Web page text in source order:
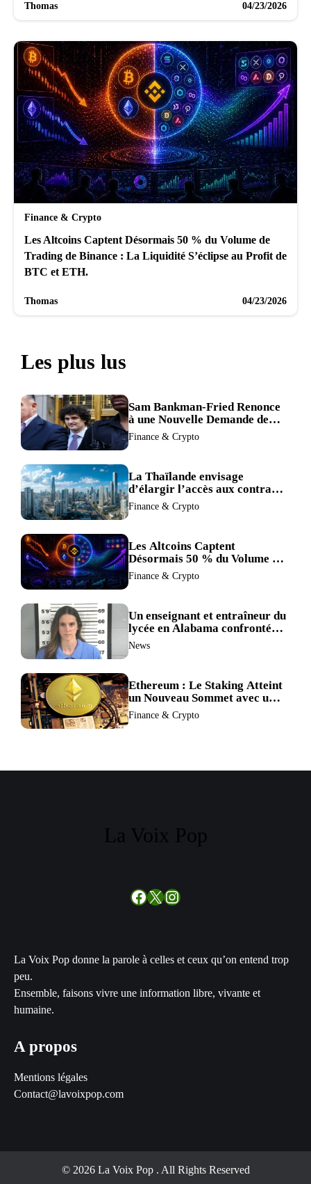
Thomas 04/23/2026
Finance & Crypto
Les Altcoins Captent Désormais 50 % du Volume de
Trading de Binance : La Liquidité S’éclipse au Profit de
BTC et ETH.
Thomas 04/23/2026
Les plus lus
Sam Bankman-Fried Renonce
à une Nouvelle Demande de
Procès, Intensifiant la
Pression pour la Récusation
Finance & Crypto
La Thaïlande envisage
d’élargir l’accès aux contrats
à terme crypto dans une
refonte de sa réglementation.
Finance & Crypto
Les Altcoins Captent
Désormais 50 % du Volume de
Trading de Binance : La
Liquidité S’éclipse au Profit de
Finance & Crypto
Un enseignant et entraîneur du
lycée en Alabama confronté
au divorce après avoir été
News
Ethereum : Le Staking Atteint
un Nouveau Sommet avec un
Verrouillage Accru des ETH
Finance & Crypto
La Voix Pop
Facebook
X Instagram
La Voix Pop donne la parole à celles et ceux qu’on entend trop
peu.
Ensemble, faisons vivre une information libre, vivante et
humaine.
A propos
Mentions légales
Contact@lavoixpop.com
© 2026 La Voix Pop . All Rights Reserved